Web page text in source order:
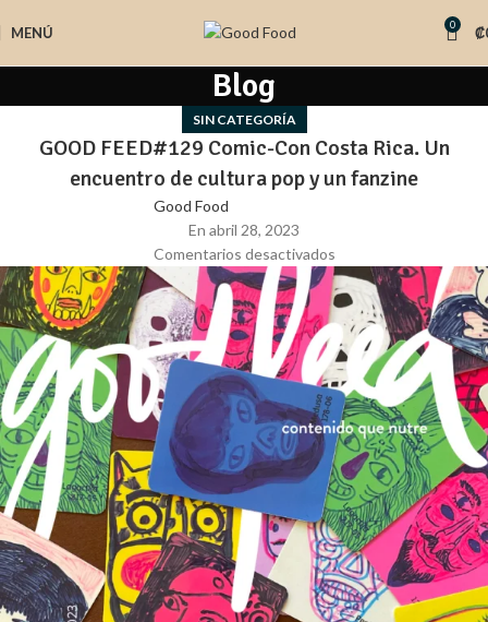
MENÚ 0 ₡
Blog
SIN CATEGORÍA
GOOD FEED#129 Comic-Con Costa Rica. Un
encuentro de cultura pop y un fanzine
Good Food
En abril 28, 2023
Comentarios desactivados